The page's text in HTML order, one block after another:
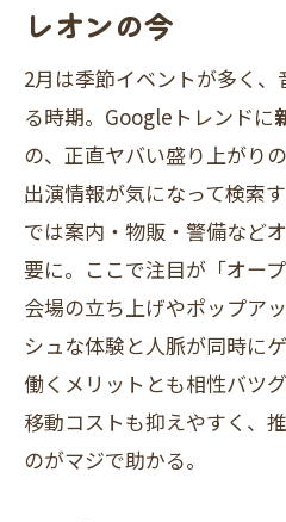
レオンの今
2月は季節イベントが多く
る時期。Googleトレンドに
の、正直ヤバい盛り上がり
出演情報が気になって検索
では案内・物販・警備など
要に。ここで注目が「オー
会場の立ち上げやポップア
シュな体験と人脈が同時に
働くメリットとも相性バツ
移動コストも抑えやすく、
のがマジで助かる。